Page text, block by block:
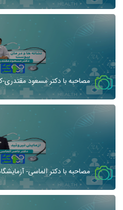
مصاحبه با دکتر مسعود مقتدری-
مصاحبه با دکتر الماسی-